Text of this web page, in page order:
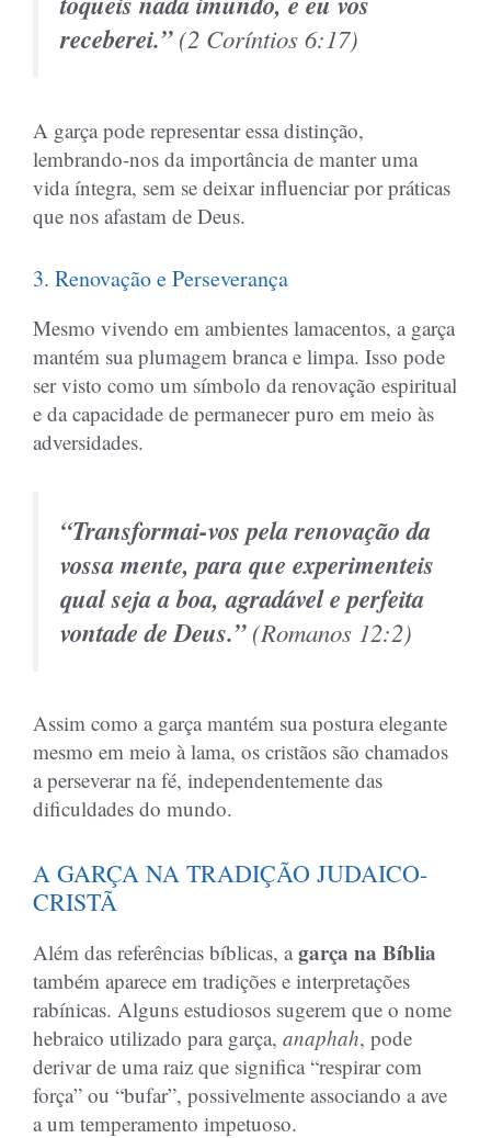
receberei.”(2 Coríntios 6:17)
A garça pode representar essa distinção,
lembrando-nos da importância de manter uma
vida íntegra, sem se deixar influenciar por práticas
que nos afastam de Deus.
3. Renovação e Perseverança
Mesmo vivendo em ambientes lamacentos, a garça
mantém sua plumagem branca e limpa. Isso pode
ser visto como um símbolo da renovação espiritual
e da capacidade de permanecer puro em meio às
adversidades.
“Transformai-vos pela renovação da
vossa mente, para que experimenteis
qual seja a boa, agradável e perfeita
vontade de Deus.”(Romanos 12:2)
Assim como a garça mantém sua postura elegante
mesmo em meio à lama, os cristãos são chamados
a perseverar na fé, independentemente das
dificuldades do mundo.
A GARÇA NA TRADIÇÃO JUDAICO-
CRISTÃ
Além das referências bíblicas, a garça na Bíblia
também aparece em tradições e interpretações
rabínicas. Alguns estudiosos sugerem que o nome
hebraico utilizado para garça, anaphah, pode
derivar de uma raiz que significa “respirar com
força” ou “bufar”, possivelmente associando a ave
a um temperamento impetuoso.